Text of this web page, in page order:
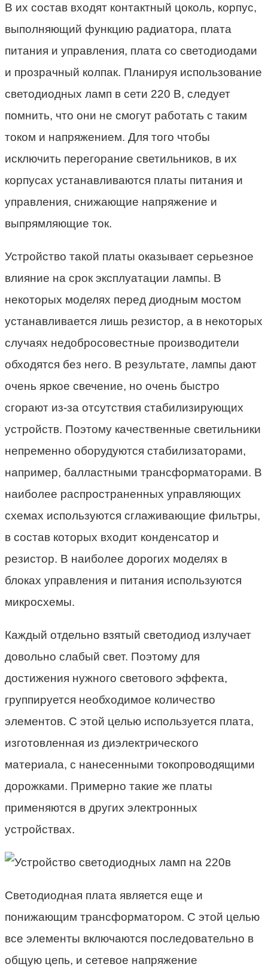
В их состав входят контактный цоколь, корпус,
выполняющий функцию радиатора, плата
питания и управления, плата со светодиодами
и прозрачный колпак. Планируя использование
светодиодных ламп в сети 220 В, следует
помнить, что они не смогут работать с таким
током и напряжением. Для того чтобы
исключить перегорание светильников, в их
корпусах устанавливаются платы питания и
управления, снижающие напряжение и
выпрямляющие ток.
Устройство такой платы оказывает серьезное
влияние на срок эксплуатации лампы. В
некоторых моделях перед диодным мостом
устанавливается лишь резистор, а в некоторых
случаях недобросовестные производители
обходятся без него. В результате, лампы дают
очень яркое свечение, но очень быстро
сгорают из-за отсутствия стабилизирующих
устройств. Поэтому качественные светильники
непременно оборудуются стабилизаторами,
например, балластными трансформаторами. В
наиболее распространенных управляющих
схемах используются сглаживающие фильтры,
в состав которых входит конденсатор и
резистор. В наиболее дорогих моделях в
блоках управления и питания используются
микросхемы.
Каждый отдельно взятый светодиод излучает
довольно слабый свет. Поэтому для
достижения нужного светового эффекта,
группируется необходимое количество
элементов. С этой целью используется плата,
изготовленная из диэлектрического
материала, с нанесенными токопроводящими
дорожками. Примерно такие же платы
применяются в других электронных
устройствах.
Светодиодная плата является еще и
понижающим трансформатором. С этой целью
все элементы включаются последовательно в
общую цепь, и сетевое напряжение